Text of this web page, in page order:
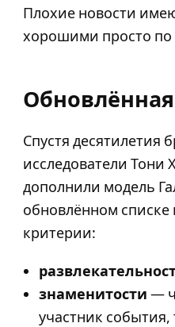
Плохие новости
хорошими просто
Спустя десятилетия
исследователи Тони
дополнили модель
обновлённом
критерии:
знаменитости —
участник